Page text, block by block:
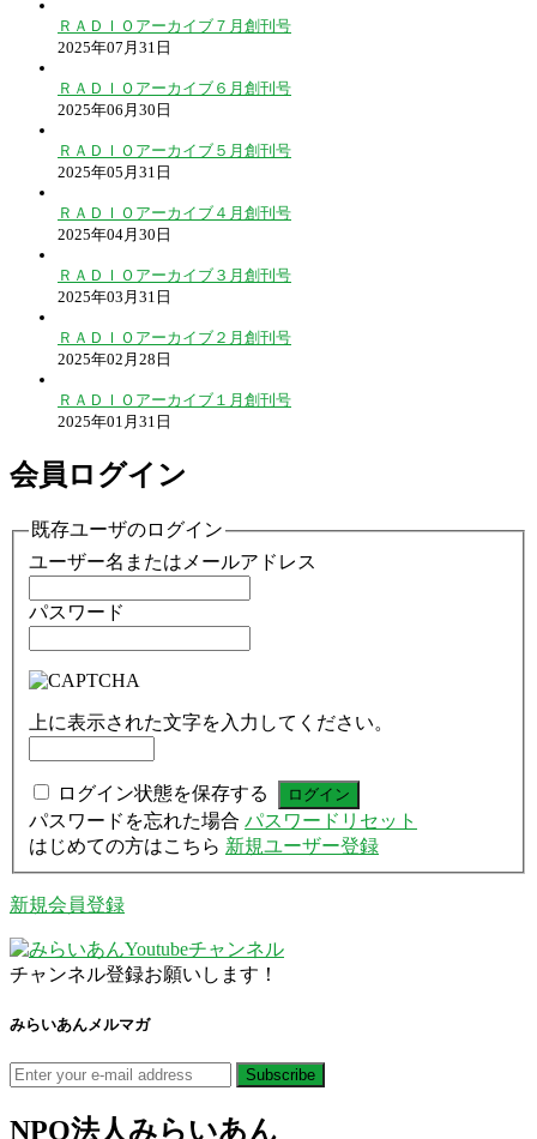
ＲＡＤＩＯアーカイブ７月創刊号
2025年07月31日
ＲＡＤＩＯアーカイブ６月創刊号
2025年06月30日
ＲＡＤＩＯアーカイブ５月創刊号
2025年05月31日
ＲＡＤＩＯアーカイブ４月創刊号
2025年04月30日
ＲＡＤＩＯアーカイブ３月創刊号
2025年03月31日
ＲＡＤＩＯアーカイブ２月創刊号
2025年02月28日
ＲＡＤＩＯアーカイブ１月創刊号
2025年01月31日
会員ログイン
既存ユーザのログイン
ユーザー名またはメールアドレス
パスワード
上に表示された文字を入力してください。
ログイン状態を保存する
パスワードを忘れた場合 パスワードリセット
はじめての方はこちら 新規ユーザー登録
新規会員登録
チャンネル登録お願いします！
みらいあんメルマガ
NPO法人みらいあん